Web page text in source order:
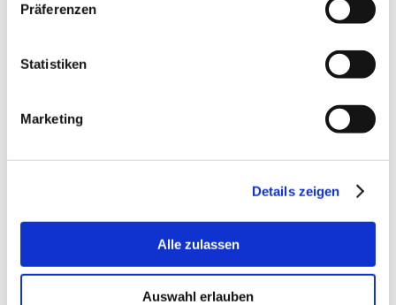
Präferenzen
Statistiken
Marketing
Details zeigen
Alle zulassen
Auswahl erlauben
PVS dental GmbH
Telefon +49 6431 28580-0
Informationen